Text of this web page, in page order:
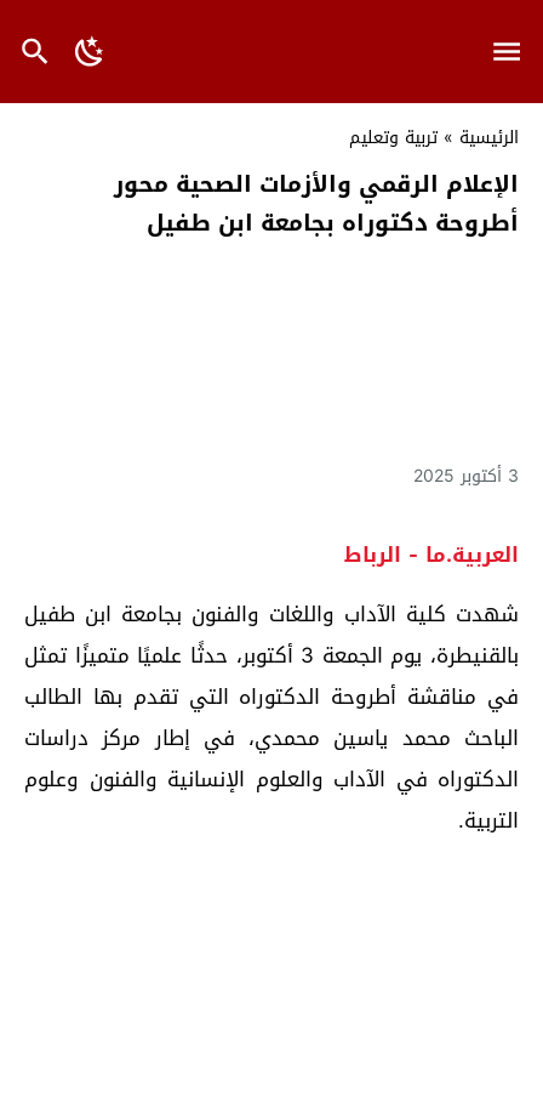
الرئيسية » تربية وتعليم
الإعلام الرقمي والأزمات الصحية محور
أطروحة دكتوراه بجامعة ابن طفيل
3 أكتوبر 2025
العربية.ما - الرباط
شهدت كلية الآداب واللغات والفنون بجامعة ابن طفيل
بالقنيطرة، يوم الجمعة 3 أكتوبر، حدثًا علميًا متميزًا تمثل
في مناقشة أطروحة الدكتوراه التي تقدم بها الطالب
الباحث محمد ياسين محمدي، في إطار مركز دراسات
الدكتوراه في الآداب والعلوم الإنسانية والفنون وعلوم
التربية.